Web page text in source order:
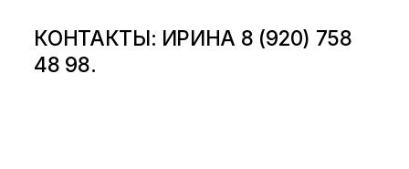
КОНТАКТЫ: ИРИНА 8 (920) 758
48 98.